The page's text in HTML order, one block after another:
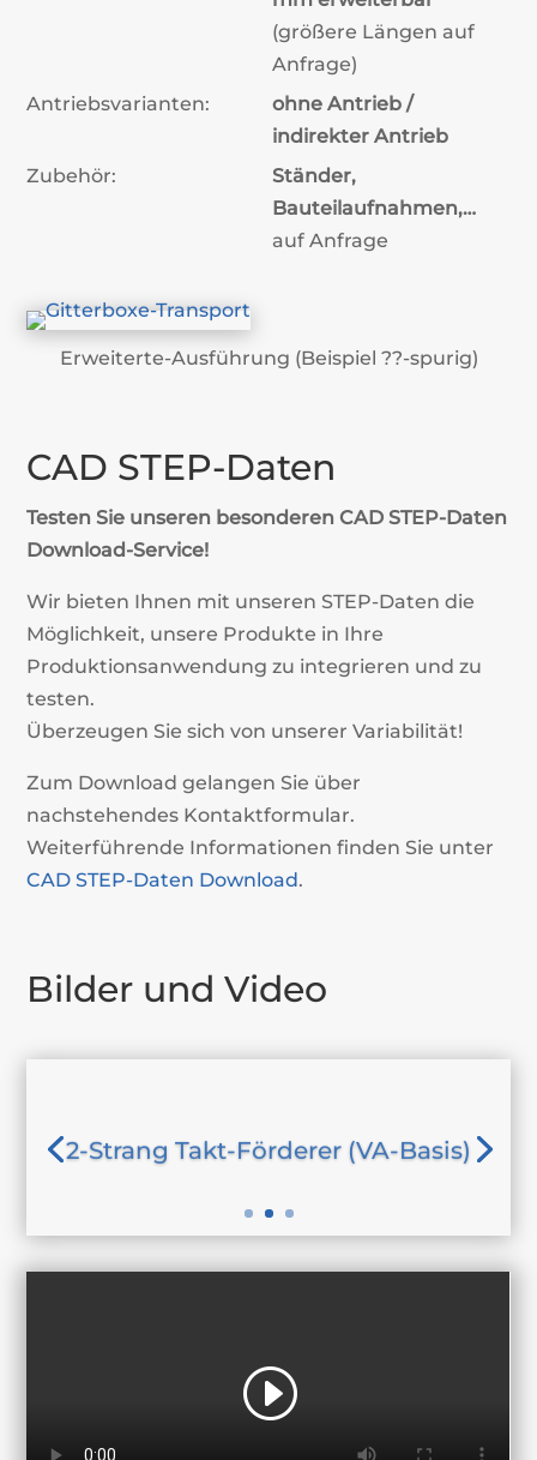
(größere Längen auf
Anfrage)
Antriebsvarianten:
ohne Antrieb /
indirekter Antrieb
Zubehör:
Ständer,
Bauteilaufnahmen,…
auf Anfrage
Erweiterte-Ausführung (Beispiel ??-spurig)
CAD STEP-Daten
Testen Sie unseren besonderen CAD STEP-Daten
Download-Service!
Wir bieten Ihnen mit unseren STEP-Daten die
Möglichkeit, unsere Produkte in Ihre
Produktionsanwendung zu integrieren und zu
testen.
Überzeugen Sie sich von unserer Variabilität!
Zum Download gelangen Sie über
nachstehendes Kontaktformular.
Weiterführende Informationen finden Sie unter
CAD STEP-Daten Download.
Bilder und Video
2-Strang Takt-Förderer (VA-Basis)